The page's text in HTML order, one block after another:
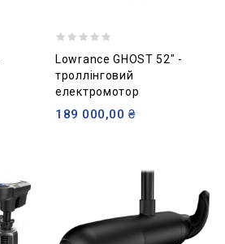
Lowrance GHOST 52" -
троллінговий
електромотор
189 000,00 ₴